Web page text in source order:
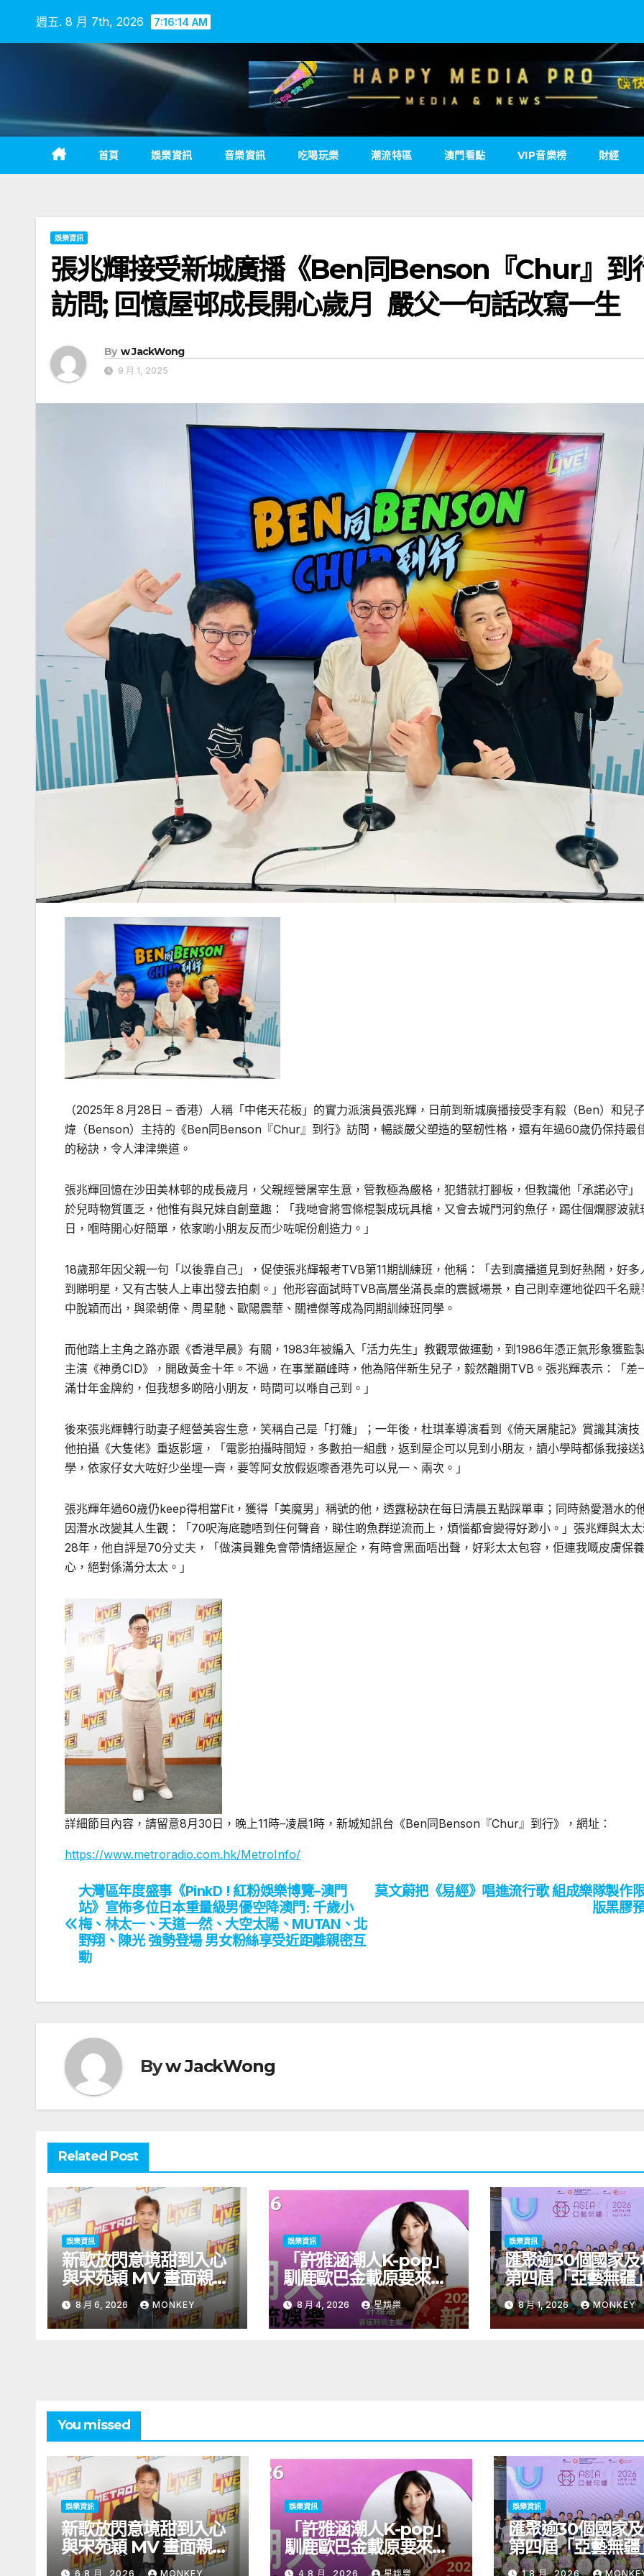
週五. 8 月 7th, 2026 7:16:16 AM
首頁 娛樂資訊 音樂資訊 吃喝玩樂 潮流特區 澳門看點 VIP音樂榜 財經
娛樂資訊
張兆輝接受新城廣播《Ben同Benson『Chur』到
訪問; 回憶屋邨成長開心歲月 嚴父一句話改寫一生
By w JackWong
9 月 1, 2025
（2025年８月28日 – 香港）人稱「中佬天花板」的實力派演員張兆輝，日前到新城廣播接受李有毅（Ben）和兒
煒（Benson）主持的《Ben同Benson 『Chur』到行》訪問，暢談嚴父塑造的堅韌性格，還有年過60歲仍保持最
的秘訣，令人津津樂道。
張兆輝回憶在沙田美林邨的成長歲月，父親經營屠宰生意，管教極為嚴格，犯錯就打腳板，但教識他「承諾必守」
於兒時物質匱乏，他惟有與兄妹自創童趣：「我哋會將雪條棍製成玩具槍，又會去城門河釣魚仔，踢住個爛膠波就
日，嗰時開心好簡單，依家啲小朋友反而少咗呢份創造力。」
18歲那年因父親一句「以後靠自己」，促使張兆輝報考TVB第11期訓練班，他稱：「去到廣播道見到好熱鬧，好多
到睇明星，又有古裝人上車出發去拍劇。」他形容面試時TVB高層坐滿長桌的震撼場景，自己則幸運地從四千名競
中脫穎而出，與梁朝偉、周星馳、歐陽震華、關禮傑等成為同期訓練班同學。
而他踏上主角之路亦跟《香港早晨》有關， 1983年被編入「活力先生」教觀眾做運動，到1986年憑正氣形象獲監
主演《神勇CID》，開啟黃金十年。不過，在事業巔峰時，他為陪伴新生兒子，毅然離開TVB 。張兆輝表示：「差
滿廿年金牌約，但我想多啲陪小朋友，時間可以喺自己到。」
後來張兆輝轉行助妻子經營美容生意，笑稱自己是「打雜」；一年後，杜琪峯導演看到《倚天屠龍記》賞識其演技
他拍攝《大隻佬》重返影壇，「電影拍攝時間短，多數拍一組戲，返到屋企可以見到小朋友，讀小學時都係我接送
學，依家仔女大咗好少坐埋一齊，要等阿女放假返嚟香港先可以見一、兩次。」
張兆輝年過60歲仍keep得相當Fit ，獲得「美魔男」稱號的他，透露秘訣在每日清晨五點踩單車；同時熱愛潛水的
因潛水改變其人生觀：「70呎海底聽唔到任何聲音，睇住啲魚群逆流而上，煩惱都會變得好渺小。」張兆輝與太
28年，他自評是70分丈夫，「做演員難免會帶情緒返屋企，有時會黑面唔出聲，好彩太太包容，佢連我嘅皮膚保
心，絕對係滿分太太。」
詳細節目內容，請留意8月30日，晚上11時–凌晨1時，新城知訊台《Ben同Benson 『Chur』到行》，網址：
https://www.metroradio.com.hk/MetroInfo/
文
章
導
莫文蔚把《易經》唱進流行歌 組成樂隊製作
版黑膠
大灣區年度盛事《PinkD ! 紅粉娛樂博覽–澳門
站》宣佈多位日本重量級男優空降澳門: 千歲小
梅、林太一、天道一然、大空太陽、MUTAN、北
野翔、陳光 強勢登場 男女粉絲享受近距離親密互
動
Byw JackWong
Related Post
娛樂資訊
新歌放閃意境甜到入心
與宋苑穎 MV 畫面親暱
太太呷醋 周吉佩廣州一
日三場熱血 Busking
8 月 6, 2026 MONKEY
娛樂資訊
「許雅涵潮人K-pop」
馴鹿歐巴金載原要來台
北！青龍新人首場海外
見面會8/9開搶
8 月 4, 2026 星娛樂
娛樂資訊
匯聚逾30個國家及
第四屆「亞藝無疆
術節將於9至11月
開幕節目《三角演
音樂會演出陣容包
8 月 1, 2026 MONKEY
You missed
娛樂資訊
新歌放閃意境甜到入心
與宋苑穎 MV 畫面親暱
太太呷醋 周吉佩廣州一
6 8 月, 2026 MONKEY
娛樂資訊
「許雅涵潮人K-pop」
馴鹿歐巴金載原要來台
北！青龍新人首場海外
4 8 月, 2026 星娛樂
娛樂資訊
匯聚逾30個國家
第四屆「亞藝無疆
術節將於9至11月
1 8 月, 2026